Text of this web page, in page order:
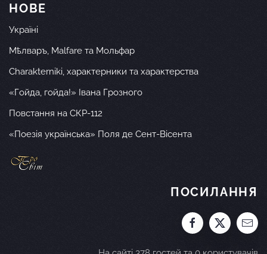
НОВЕ
Україні
Мѣлваръ, Malfare та Мольфар
Charakterniki, характерники та характерства
«Гойда, гойда!» Івана Грозного
Повстання на СКР-112
«Поезія українська» Поля де Сент-Вісента
ПОСИЛАННЯ